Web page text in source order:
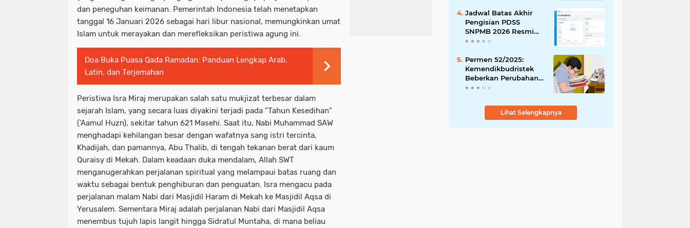
dan peneguhan keimanan. Pemerintah Indonesia telah menetapkan
tanggal 16 Januari 2026 sebagai hari libur nasional, memungkinkan umat
Islam untuk merayakan dan merefleksikan peristiwa agung ini.
Doa Buka Puasa Qada Ramadan: Panduan Lengkap Arab,
Latin, dan Terjemahan
Peristiwa Isra Miraj merupakan salah satu mukjizat terbesar dalam
sejarah Islam, yang secara luas diyakini terjadi pada "Tahun Kesedihan"
('Aamul Huzn), sekitar tahun 621 Masehi. Saat itu, Nabi Muhammad SAW
menghadapi kehilangan besar dengan wafatnya sang istri tercinta,
Khadijah, dan pamannya, Abu Thalib, di tengah tekanan berat dari kaum
Quraisy di Mekah. Dalam keadaan duka mendalam, Allah SWT
menganugerahkan perjalanan spiritual yang melampaui batas ruang dan
waktu sebagai bentuk penghiburan dan penguatan. Isra mengacu pada
perjalanan malam Nabi dari Masjidil Haram di Mekah ke Masjidil Aqsa di
Yerusalem. Sementara Miraj adalah perjalanan Nabi dari Masjidil Aqsa
menembus tujuh lapis langit hingga Sidratul Muntaha, di mana beliau
Jadwal Batas Akhir
Pengisian PDSS
SNPMB 2026 Resmi
Dirilis
Permen 52/2025:
Kemendikbudristek
Beberkan Perubahan
Status Dosen yang
Lihat Selengkapnya